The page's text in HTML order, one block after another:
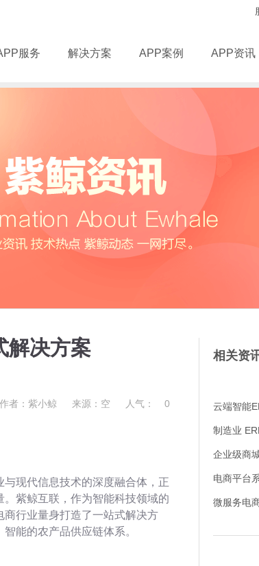
服务 解决方案 APP案例 APP资讯
解决方案
作者：紫小鲸 来源：空 人气： 0
现代信息技术的深度融合体，正
紫鲸互联，作为智能科技领域的
行业量身打造了一站式解决方
能的农产品供应链体系。
相关资